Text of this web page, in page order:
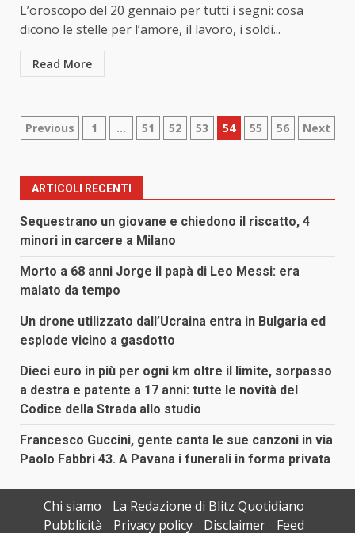
L’oroscopo del 20 gennaio per tutti i segni: cosa
dicono le stelle per l’amore, il lavoro, i soldi...
Read More
Paginazione
articoli
Previous 1 … 51 52 53 54 55 56 Next
ARTICOLI RECENTI
Sequestrano un giovane e chiedono il riscatto, 4
minori in carcere a Milano
Morto a 68 anni Jorge il papà di Leo Messi: era
malato da tempo
Un drone utilizzato dall’Ucraina entra in Bulgaria ed
esplode vicino a gasdotto
Dieci euro in più per ogni km oltre il limite, sorpasso
a destra e patente a 17 anni: tutte le novità del
Codice della Strada allo studio
Francesco Guccini, gente canta le sue canzoni in via
Paolo Fabbri 43. A Pavana i funerali in forma privata
Chi siamo
La Redazione di Blitz Quotidiano
Pubblicità
Privacy policy Disclaimer Feed